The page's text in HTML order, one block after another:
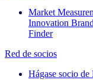
Market
Innovation
Finder
Red de socios
Hágase socio de